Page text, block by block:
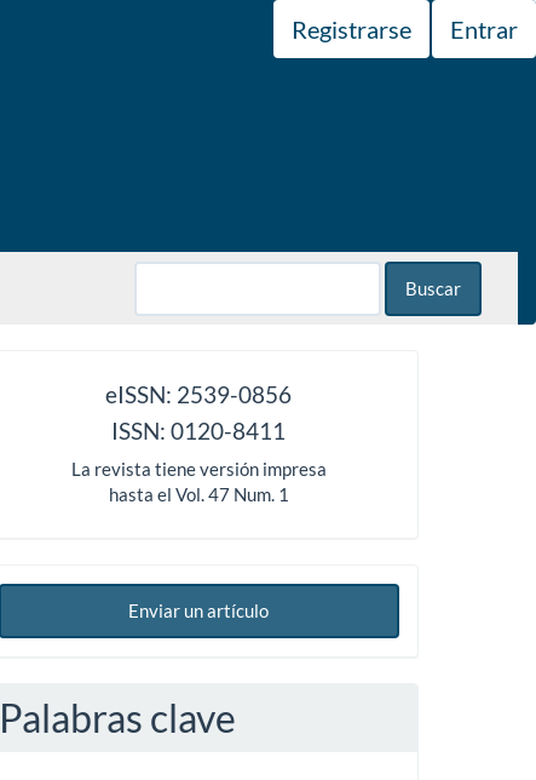
Registrarse Entrar
Buscar
eISSN: 2539-0856
ISSN: 0120-8411
La revista tiene versión impresa
hasta el Vol. 47 Num. 1
Enviar un artículo
Palabras clave